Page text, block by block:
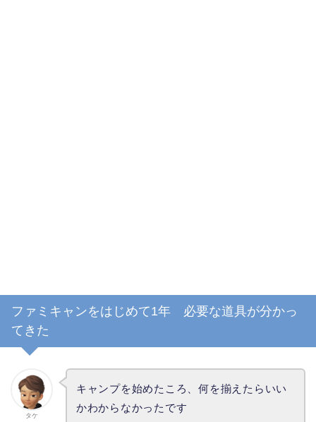
ファミキャンをはじめて1年 必要な道具が分かっ
てきた
タケ
キャンプを始めたころ、何を揃えたらいい
かわからなかったです